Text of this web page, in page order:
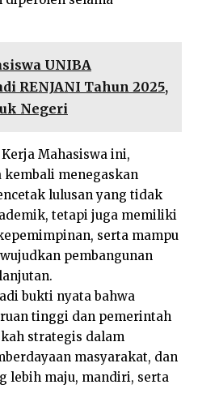
UNIBA
RENJANI Tahun 2025,
Negeri
Mahasiswa ini,
kembali menegaskan
lulusan yang tidak
tetapi juga memiliki
serta mampu
pembangunan
bukti nyata bahwa
tinggi dan pemerintah
strategis dalam
masyarakat, dan
lebih maju, mandiri, serta